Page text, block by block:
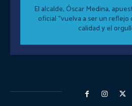
El alcalde, Óscar Medina,
oficial “vuelva a ser un reflejo
calidad y el